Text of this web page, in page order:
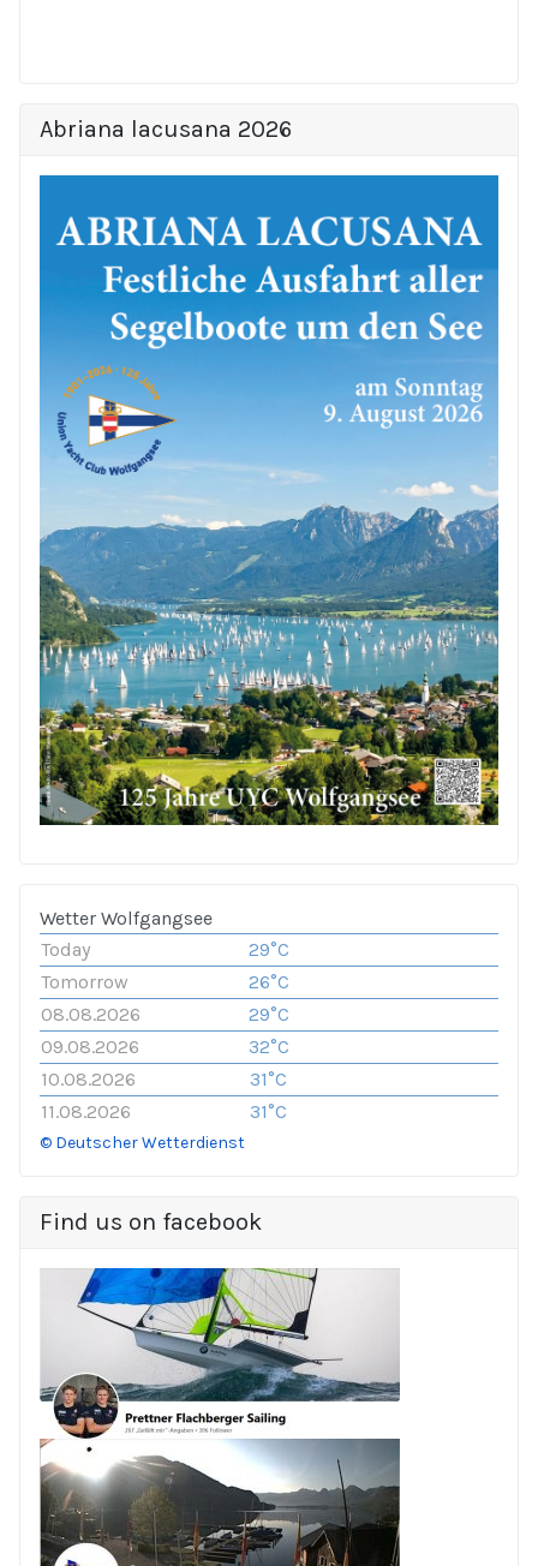
Abriana lacusana 2026
Wetter Wolfgangsee
Today
29°C
Tomorrow
26°C
08.08.2026
29°C
09.08.2026
32°C
10.08.2026
31°C
11.08.2026
31°C
© Deutscher Wetterdienst
Find us on facebook